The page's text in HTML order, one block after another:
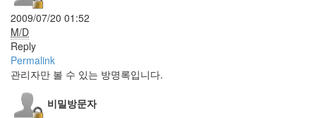
2009/07/20 01:52
M/D
Reply
Permalink
관리자만 볼 수 있는 방명록입니다.
비밀방문자
Textcube
1.6.1
mg40
Jewelry